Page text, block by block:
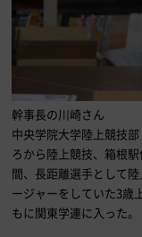
幹事長の川崎さん
中央学院大学陸上競技
ろから陸上競技、箱根
間、長距離選手として
ージャーをしていた3歳
もに関東学連に入った。